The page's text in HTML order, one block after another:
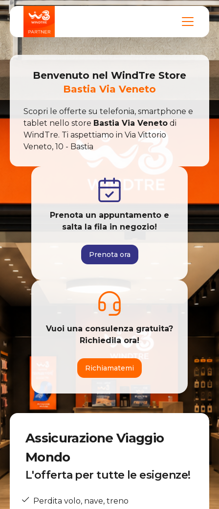
Benvenuto nel WindTre Store
Bastia Via Veneto
Scopri le offerte su telefonia, smartphone e
tablet nello store Bastia Via Veneto di
WindTre. Ti aspettiamo in Via Vittorio
Veneto, 10 - Bastia
Prenota un appuntamento e
salta la fila in negozio!
Prenota ora
Vuoi una consulenza gratuita?
Richiedila ora!
Richiamatemi
Assicurazione Viaggio
Mondo
L'offerta per tutte le esigenze!
Perdita volo, nave, treno